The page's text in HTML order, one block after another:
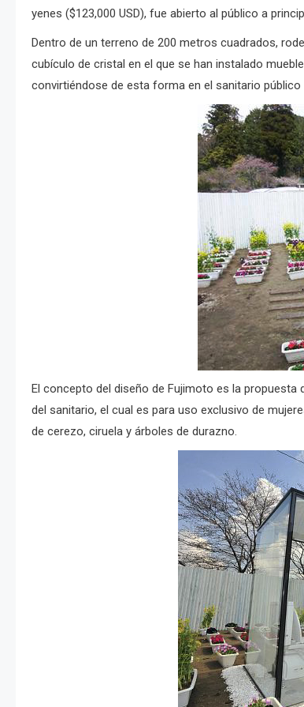
yenes ($123,000 USD), fue abierto al público a
Dentro de un terreno de 200 metros cuadrados,
cubículo de cristal en el que se han instalado
convirtiéndose de esta forma en el sanitario
El concepto del diseño de Fujimoto es la
del sanitario, el cual es para uso exclusivo de
de cerezo, ciruela y árboles de durazno.